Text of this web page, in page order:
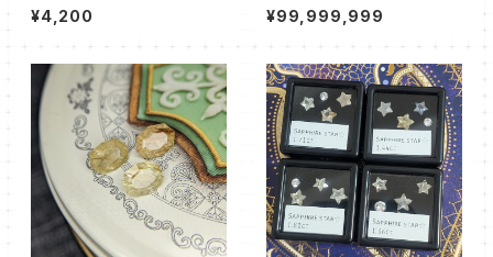
ルカット
¥4,200 ¥99,999,999